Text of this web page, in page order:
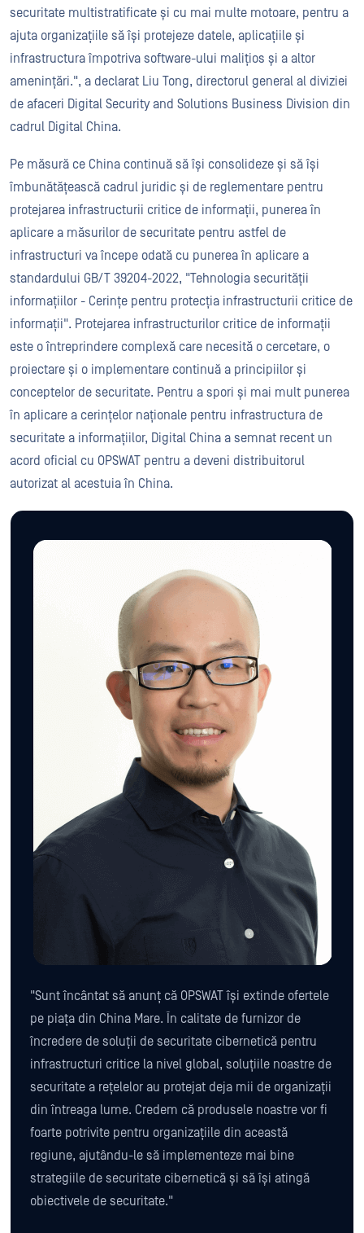
securitate multistratificate și cu mai multe motoare, pentru a
ajuta organizațiile să își protejeze datele, aplicațiile și
infrastructura împotriva software-ului malițios și a altor
amenințări.", a declarat Liu Tong, directorul general al diviziei
de afaceri Digital Security and Solutions Business Division din
cadrul Digital China.
Pe măsură ce China continuă să își consolideze și să își
îmbunătățească cadrul juridic și de reglementare pentru
protejarea infrastructurii critice de informații, punerea în
aplicare a măsurilor de securitate pentru astfel de
infrastructuri va începe odată cu punerea în aplicare a
standardului GB/T 39204-2022, "Tehnologia securității
informațiilor - Cerințe pentru protecția infrastructurii critice de
informații". Protejarea infrastructurilor critice de informații
este o întreprindere complexă care necesită o cercetare, o
proiectare și o implementare continuă a principiilor și
conceptelor de securitate. Pentru a spori și mai mult punerea
în aplicare a cerințelor naționale pentru infrastructura de
securitate a informațiilor, Digital China a semnat recent un
acord oficial cu OPSWAT pentru a deveni distribuitorul
autorizat al acestuia în China.
"Sunt încântat să anunț că OPSWAT își extinde ofertele
pe piața din China Mare. În calitate de furnizor de
încredere de soluții de securitate cibernetică pentru
infrastructuri critice la nivel global, soluțiile noastre de
securitate a rețelelor au protejat deja mii de organizații
din întreaga lume. Credem că produsele noastre vor fi
foarte potrivite pentru organizațiile din această
regiune, ajutându-le să implementeze mai bine
strategiile de securitate cibernetică și să își atingă
obiectivele de securitate."